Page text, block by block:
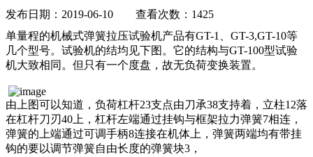
发布日期：2019-06-10 查看次数：1425
单量程的机械式弹簧拉压试验机产品有GT-1、GT-3,GT-10等
几个型号。试验机的结均见下图。它的结构与GT-100型试验
机大致相同。但只有一个度盘，故无负荷变换装置。
由上图可以知道，负荷杠杆23支点由刀承38支持着，立柱12落
在杠杆刀刃40上，杠杆左端通过挂钩与框架拉力弹簧7相连，
弹簧的上端通过可调手柄8连接在机体上，弹簧两端均有带挂
钩的要以调节弹簧自由长度的弹簧块3，